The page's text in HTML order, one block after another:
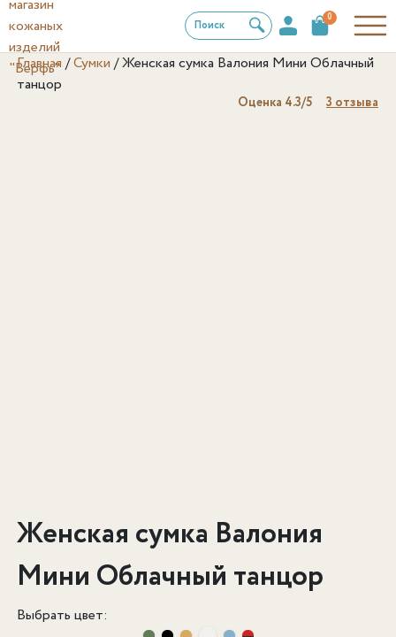
Поиск
0
Главная /Сумки /Женская сумка Валония Мини Облачный
танцор
Оценка 4.3/5 3отзыва
Женская сумка Валония
Мини Облачный танцор
Выбрать цвет: